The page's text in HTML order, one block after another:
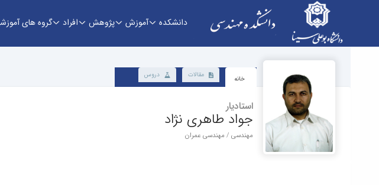
دانشکده آموزش پژوهش افراد گروه های
خانه مقالات دروس
استادیار
جواد طاهری نژاد
مهندسی / مهندسی عمران